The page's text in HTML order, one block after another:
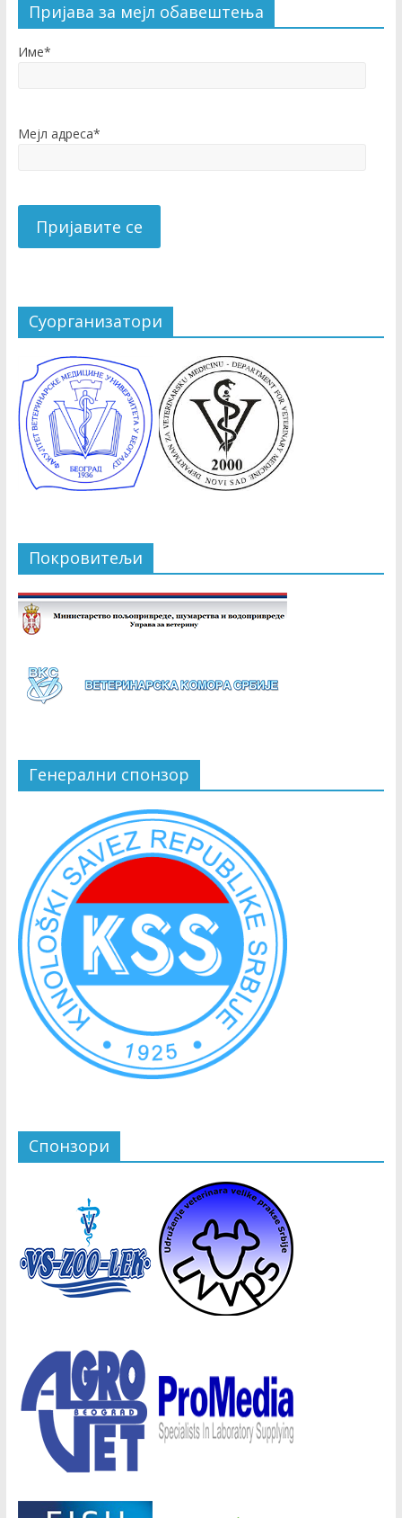
Пријава за мејл обавештења
Име*
Мејл адреса*
Суорганизатори
Покровитељи
Генерални спонзор
Спонзори